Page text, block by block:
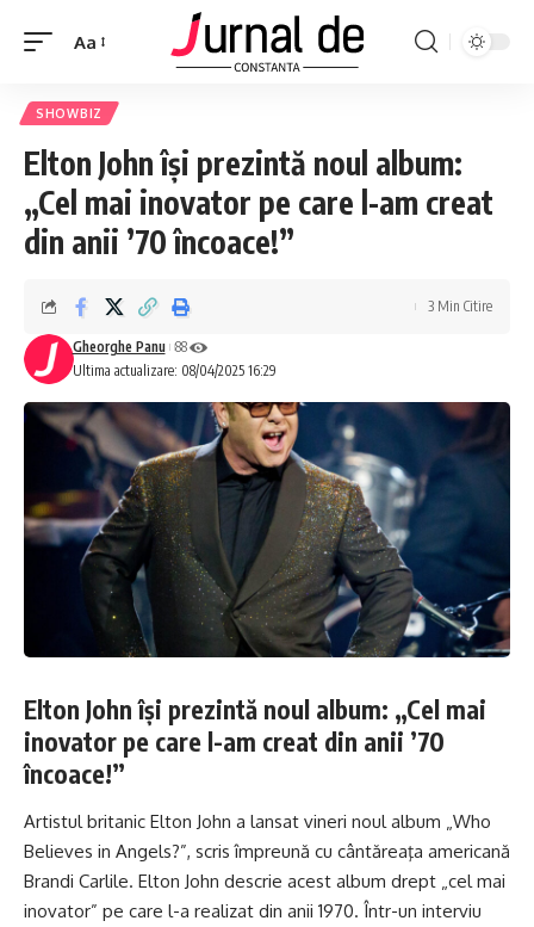
Aa
SHOWBIZ
Elton John își prezintă noul album:
„Cel mai inovator pe care l-am creat
din anii ’70 încoace!”
Ultima actualizare: 08/04/2025 16:29
Gheorghe Panu 88
3 Min Citire
Elton John își prezintă noul album: „Cel mai
inovator pe care l-am creat din anii ’70
încoace!”
Artistul britanic Elton John a lansat vineri noul album „Who
Believes in Angels?”, scris împreună cu cântăreaţa americană
Brandi Carlile. Elton John descrie acest album drept „cel mai
inovator” pe care l-a realizat din anii 1970. Într-un interviu